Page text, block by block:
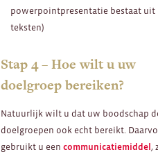
powerpointpresentatie bestaat uit
teksten)
Stap 4 – Hoe wilt u uw
doelgroep bereiken?
Natuurlijk wilt u dat uw boodschap
doelgroepen ook echt bereikt.
gebruikt u eencommunicatiemiddel,